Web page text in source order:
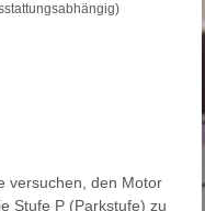
versuchen, den Motor
Stufe P (Parkstufe) zu